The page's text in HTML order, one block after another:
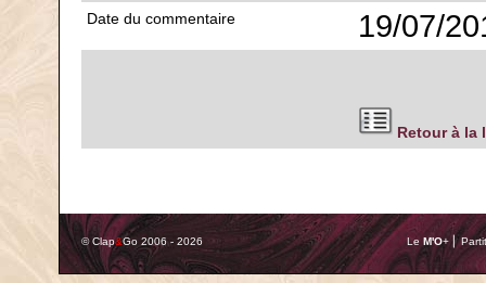
Date du commentaire 19/07/
Retour à la
© Clap&Go 2006 - 2026 Le M'O+ ⎢